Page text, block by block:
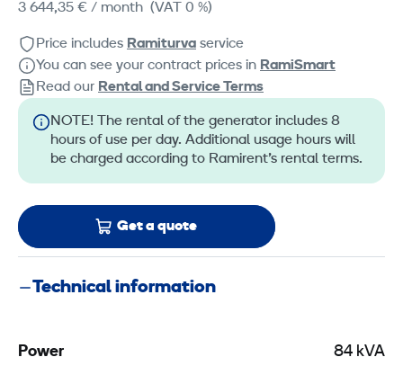
3 644,35 € / month (VAT 0 %)
Price includes Ramiturva service
You can see your contract prices in RamiSmart
Read our Rental and Service Terms
NOTE! The rental of the generator includes 8
hours of use per day. Additional usage hours will
be charged according to Ramirent’s rental terms.
Get a quote
Technical information
Power 84 kVA